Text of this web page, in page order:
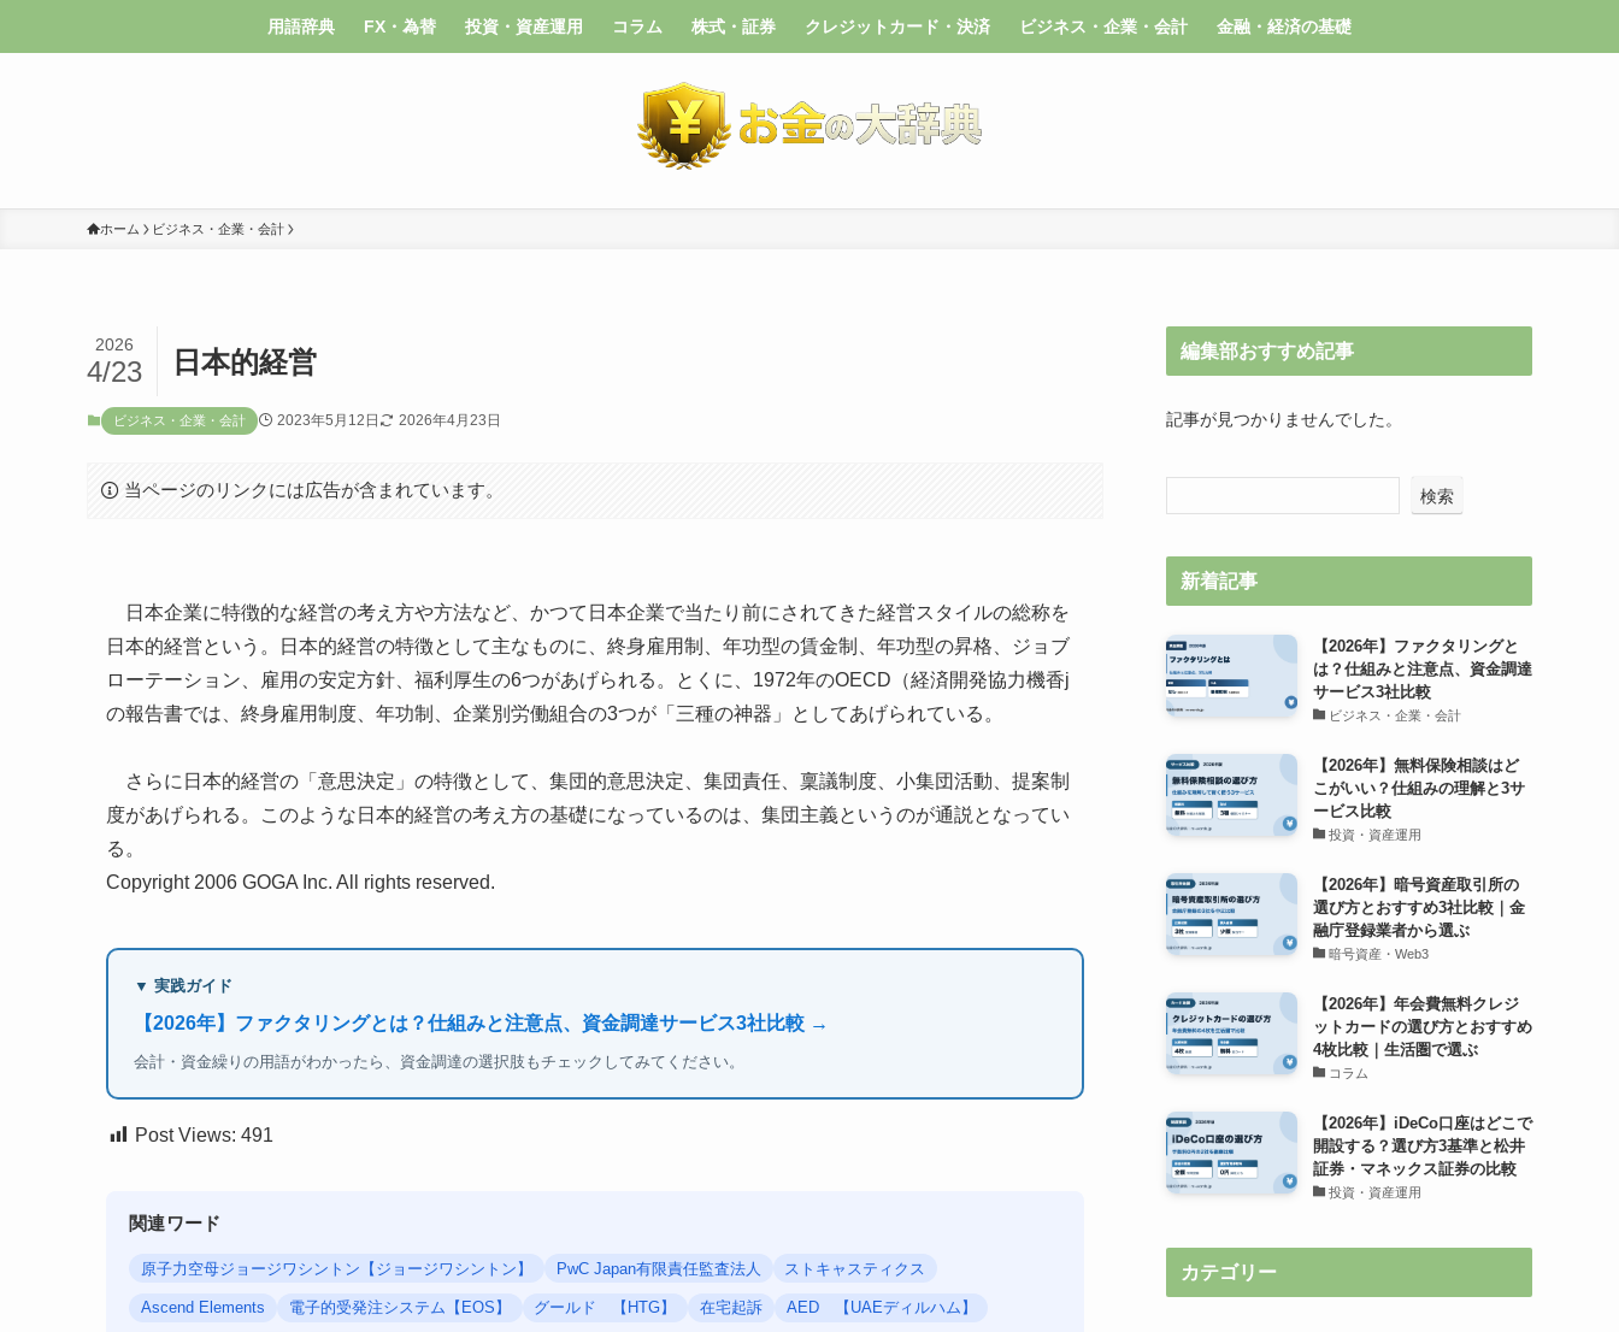
用語辞典 FX・為替 投資・資産運用 コラム 株式・証券 クレジットカード・決済 ビジネス・企業・会計 金融・経済の基礎
ホーム ビジネス・企業・会計
日本的経営
2026
4/23
ビジネス・企業・会計 2023年5月12日 2026年4月23日
当ページのリンクには広告が含まれています。
日本企業に特徴的な経営の考え方や方法など、かつて日本企業で当たり前にされてきた経営スタイルの総称を
日本的経営という。日本的経営の特徴として主なものに、終身雇用制、年功型の賃金制、年功型の昇格、ジョブ
ローテーション、雇用の安定方針、福利厚生の6つがあげられる。とくに、1972年のOECD（経済開発協力機香j
の報告書では、終身雇用制度、年功制、企業別労働組合の3つが「三種の神器」としてあげられている。
さらに日本的経営の「意思決定」の特徴として、集団的意思決定、集団責任、稟議制度、小集団活動、提案制
度があげられる。このような日本的経営の考え方の基礎になっているのは、集団主義というのが通説となってい
る。
Copyright 2006 GOGA Inc. All rights reserved.
▼ 実践ガイド
【2026年】ファクタリングとは？仕組みと注意点、資金調達サービス3社比較 →
会計・資金繰りの用語がわかったら、資金調達の選択肢もチェックしてみてください。
Post Views: 491
関連ワード
原子力空母ジョージワシントン【ジョージワシントン】 PwC Japan有限責任監査法人 ストキャスティクス
Ascend Elements 電子的受発注システム【EOS】 グールド 【HTG】 在宅起訴 AED 【UAEディルハム】
編集部おすすめ記事
記事が見つかりませんでした。
検索
新着記事
【2026年】ファクタリングと
は？仕組みと注意点、資金調達
サービス3社比較
ビジネス・企業・会計
【2026年】無料保険相談はど
こがいい？仕組みの理解と3サ
ービス比較
投資・資産運用
【2026年】暗号資産取引所の
選び方とおすすめ3社比較｜金
融庁登録業者から選ぶ
暗号資産・Web3
【2026年】年会費無料クレジ
ットカードの選び方とおすすめ
4枚比較｜生活圏で選ぶ
コラム
【2026年】iDeCo口座はどこで
開設する？選び方3基準と松井
証券・マネックス証券の比較
投資・資産運用
カテゴリー